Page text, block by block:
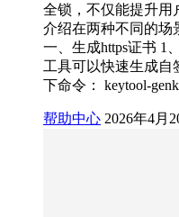
全锁，不仅能提升用
介绍在两种不同的
一、生成https证书 1
工具可以快速生成自
下命令： keytool-
帮助中心 2026年4月